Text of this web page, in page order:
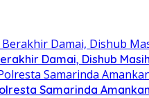
Damai, Dishub
Samarinda